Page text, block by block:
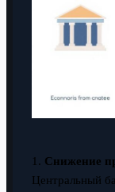
1. Снижение
Центральный